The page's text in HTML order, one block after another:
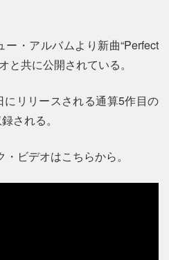
・アルバムより新曲“Perfect
と共に公開されている。
にリリースされる通算5作目の
される。
ビデオはこちらから。